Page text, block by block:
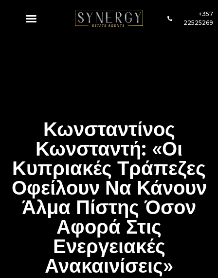
+357
22525269
Κωνσταντίνος
Κωνσταντή: «Οι
Κυπριακές Τράπεζες
Οφείλουν Να Κάνουν
Άλμα Πίστης Όσον
Αφορά Στις
Ενεργειακές
Ανακαινίσεις»